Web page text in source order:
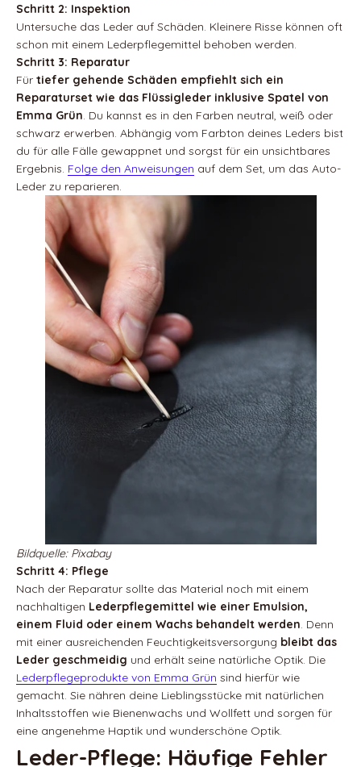
Schritt 2: Inspektion
Untersuche das Leder auf Schäden. Kleinere Risse können oft
schon mit einem Lederpflegemittel behoben werden.
Schritt 3: Reparatur
Für tiefer gehende Schäden empfiehlt sich ein
Reparaturset wie das Flüssigleder inklusive Spatel von
Emma Grün. Du kannst es in den Farben neutral, weiß oder
schwarz erwerben. Abhängig vom Farbton deines Leders bist
du für alle Fälle gewappnet und sorgst für ein unsichtbares
Ergebnis. Folge den Anweisungen auf dem Set, um das Auto-
Leder zu reparieren.
Bildquelle: Pixabay
Schritt 4: Pflege
Nach der Reparatur sollte das Material noch mit einem
nachhaltigen Lederpflegemittel wie einer Emulsion,
einem Fluid oder einem Wachs behandelt werden. Denn
mit einer ausreichenden Feuchtigkeitsversorgung bleibt das
Leder geschmeidig und erhält seine natürliche Optik. Die
Lederpflegeprodukte von Emma Grün sind hierfür wie
gemacht. Sie nähren deine Lieblingsstücke mit natürlichen
Inhaltsstoffen wie Bienenwachs und Wollfett und sorgen für
eine angenehme Haptik und wunderschöne Optik.
Leder-Pflege: Häufige Fehler